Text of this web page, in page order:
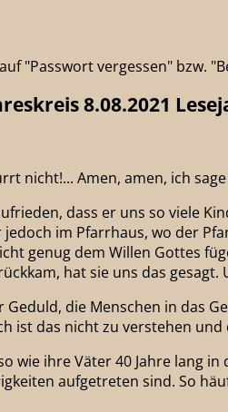
"Passwort vergessen" bzw.
8.08.2021
nicht!... Amen, amen, ich
dass er uns so viele
jedoch im Pfarrhaus, wo der
genug dem Willen Gottes
hat sie uns das
Geduld, die Menschen in das
ist das nicht zu verstehen
wie ihre Väter 40 Jahre lang
aufgetreten sind. So